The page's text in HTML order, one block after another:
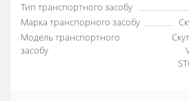
Тип транспортного засобу
Марка транспорного засобу
Модель транспортного
засобу